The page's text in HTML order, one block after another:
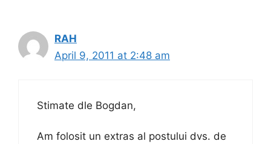
RAH
April 9, 2011 at 2:48 am
Stimate dle Bogdan,
Am folosit un extras al postului dvs. de